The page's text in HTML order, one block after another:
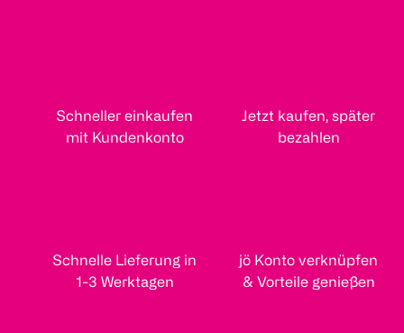
Schneller einkaufen
mit Kundenkonto
Jetzt kaufen, später
bezahlen
Schnelle Lieferung in
1-3 Werktagen
jö Konto verknüpfen
& Vorteile genießen